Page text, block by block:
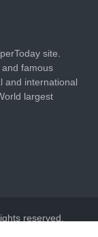
site.
famous
and international
largest
reserved.